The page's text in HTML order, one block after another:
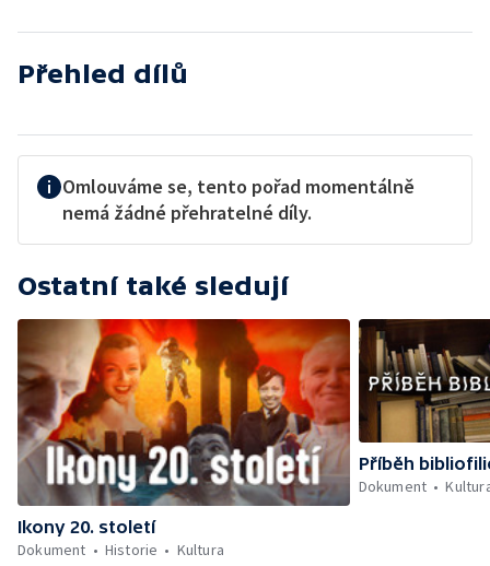
Přehled dílů
Omlouváme se, tento pořad momentálně
nemá žádné přehratelné díly.
Ostatní také sledují
Ikony 20. století
Dokument
Historie Kultura
Příběh
Dokument